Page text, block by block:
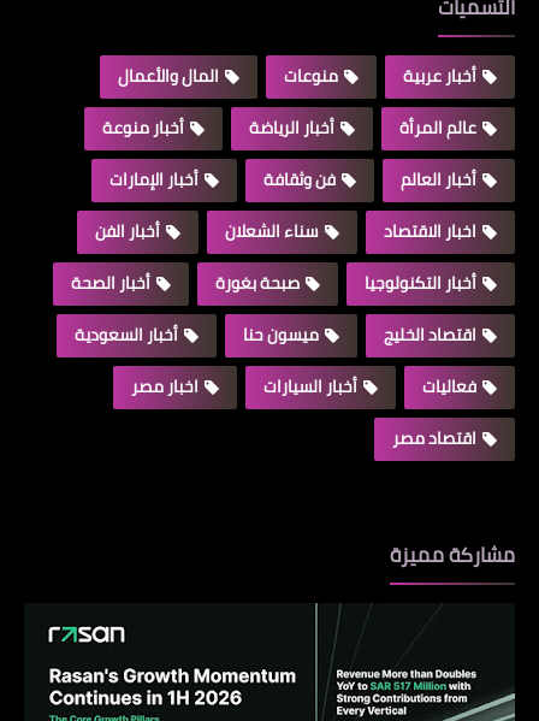
أخبار عربية منوعات
المال والأعمال
عالم المرأة
أخبار الرياضة
أخبار منوعة
أخبار العالم
فن وثقافة
أخبار الإمارات
اخبار الاقتصاد
سناء الشعلان
أخبار الفن
أخبار التكنولوجيا
صبحة بغورة
أخبار الصحة
اقتصاد الخليج
ميسون حنا
أخبار السعودية
فعاليات
أخبار السيارات
اخبار مصر
اقتصاد مصر
مشاركة مميزة